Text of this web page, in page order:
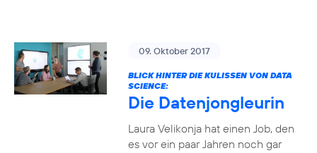
09. Oktober 2017
BLICK HINTER DIE KULISSEN VON DATA
SCIENCE:
Die Datenjongleurin
Laura Velikonja hat einen Job, den
es vor ein paar Jahren noch gar